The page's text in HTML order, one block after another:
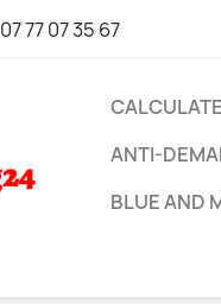
07 77 07 35 67
ANTI-
BLUE AND